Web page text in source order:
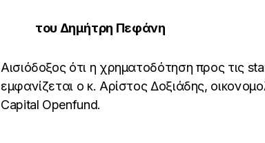
του Δημήτρη Πεφάνη
Αισιόδοξος ότι η χρηματοδότηση προς τις
εμφανίζεται ο κ. Αρίστος Δοξιάδης,
Capital Openfund.